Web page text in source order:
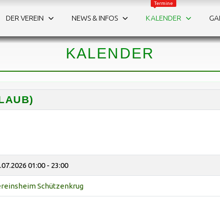
DER VEREIN NEWS & INFOS KALENDER
Termine
Die Termine auf einen Blick.
KALENDER
01:00 - 23:00
Schützenkrug